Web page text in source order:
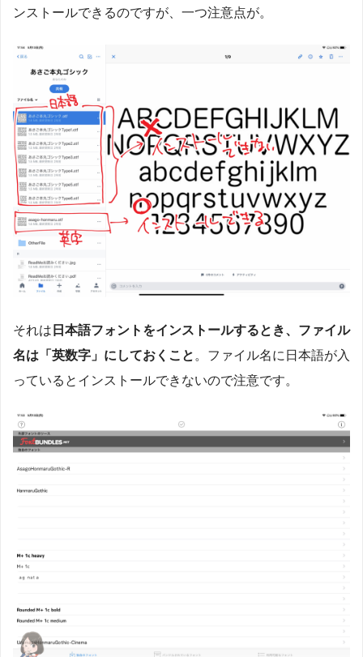
ンストールできるのですが、一つ注意点が。
それは 日本語フォントをインストールするとき、ファイル
名は「英数字」にしておくこと
。ファイル名に日本語が入
っているとインストールできないので注意です。